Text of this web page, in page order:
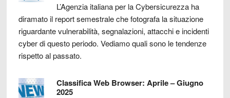
L’Agenzia italiana per la Cybersicurezza ha
diramato il report semestrale che fotografa la situazione
riguardante vulnerabilità, segnalazioni, attacchi e incidenti
cyber di questo periodo. Vediamo quali sono le tendenze
rispetto al passato.
Classifica Web Browser: Aprile – Giugno
2025